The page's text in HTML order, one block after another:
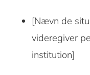
[Nævn de
videregiver
institution]